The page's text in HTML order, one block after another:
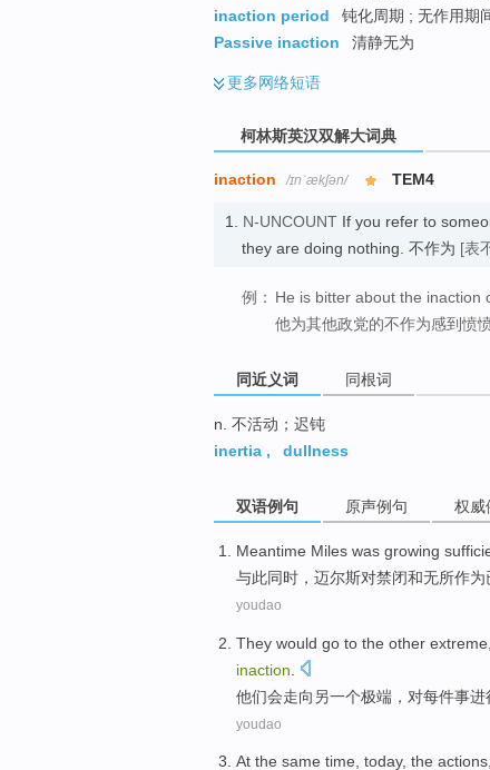
inaction period
钝化周期 ; 无作用期
Passive inaction
清静无为
更多网络短语
柯林斯英汉双解大词典
inaction /ɪnˈækʃən/ TEM4
1. N-UNCOUNT If you refer to
they are doing nothing. 不作为 [表
例： He is bitter about the inaction
他为其他政党的不作为感到愤愤
同近义词 同根词
n. 不活动；迟钝
inertia , dullness
双语例句 原声例句 权威
Meantime Miles was growing
与此同时 ， 迈尔斯对禁闭和无所作为
youdao
They would go to the other extreme
inaction
他们会走向 另一个极端 ，对每件事进
youdao
At the same time, today, the actions,